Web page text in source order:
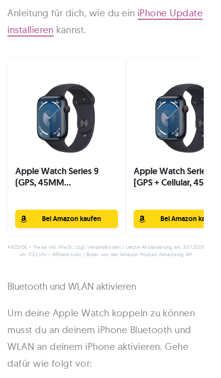
Anleitung für dich, wie du ein iPhone Update
installieren kannst.
Apple Watch Series 9
(GPS, 45MM...
Bei Amazon kaufen
Apple Watch Series 9
[GPS + Cellular,
Bei Amazon kaufen
ANZEIGE – Preise inkl. MwSt., zzgl. Versandkosten / Letzte Aktualisierung am 3.07.2026
um 11:32 Uhr / Affiliate Links / Bilder von der Amazon Product Advertising API
Bluetooth und WLAN aktivieren
Um deine Apple Watch koppeln zu können
musst du an deinem iPhone Bluetooth und
WLAN an deinem iPhone aktivieren. Gehe
dafür wie folgt vor: